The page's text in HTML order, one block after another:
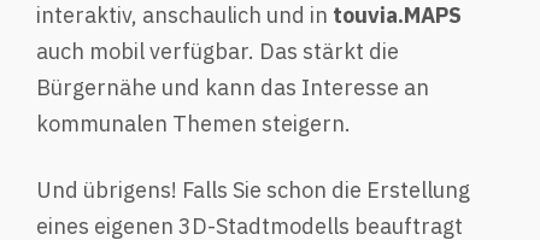
interaktiv, anschaulich und in touvia.MAPS
auch mobil verfügbar. Das stärkt die
Bürgernähe und kann das Interesse an
kommunalen Themen steigern.
Und übrigens! Falls Sie schon die Erstellung
eines eigenen 3D-Stadtmodells beauftragt